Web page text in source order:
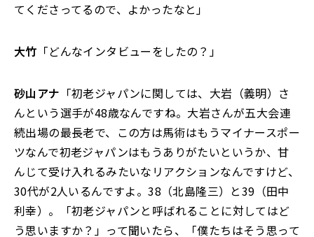
てくださってるので、よかったなと」
大竹 「どんなインタビューをしたの？」
砂山アナ 「初老ジャパンに関しては、大岩（義明）さ
んという選手が48歳なんですね。大岩さんが五大会連
続出場の最長老で、この方は馬術はもうマイナースポー
ツなんで初老ジャパンはもうありがたいというか、甘
んじて受け入れるみたいなリアクションなんですけど、
30代が2人いるんですよ。38（北島隆三）と39（田中
利幸）。「初老ジャパンと呼ばれることに対してはど
う思いますか？」って聞いたら、「僕たちはそう思って